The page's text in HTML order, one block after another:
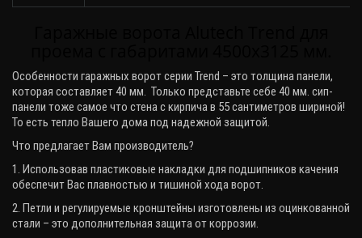
Особенности гаражных ворот серии Trend – это толщина панели,
которая составляет 40 мм. Только представьте себе 40 мм. сип-
панели тоже самое что стена с кирпича в 55 сантиметров шириной!
То есть тепло Вашего дома под надежной защитой.
Что предлагает Вам производитель?
1. Использовав пластиковые накладки для подшипников качения
обеспечит Вас плавностью и тишиной хода ворот.
2. Петли и регулируемые кронштейны изготовлены из оцинкованной
стали – это дополнительная защита от коррозии.